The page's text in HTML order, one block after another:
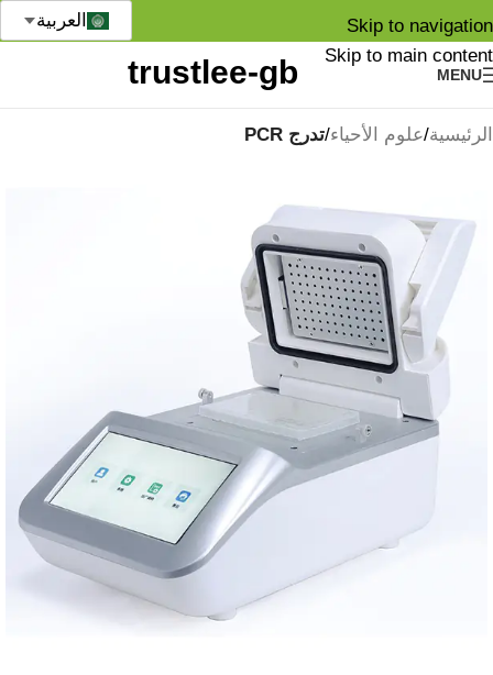
Skip to navigation
Skip to main content
MENU
العربية
الرئيسية علوم الأحياء تدرج PCR